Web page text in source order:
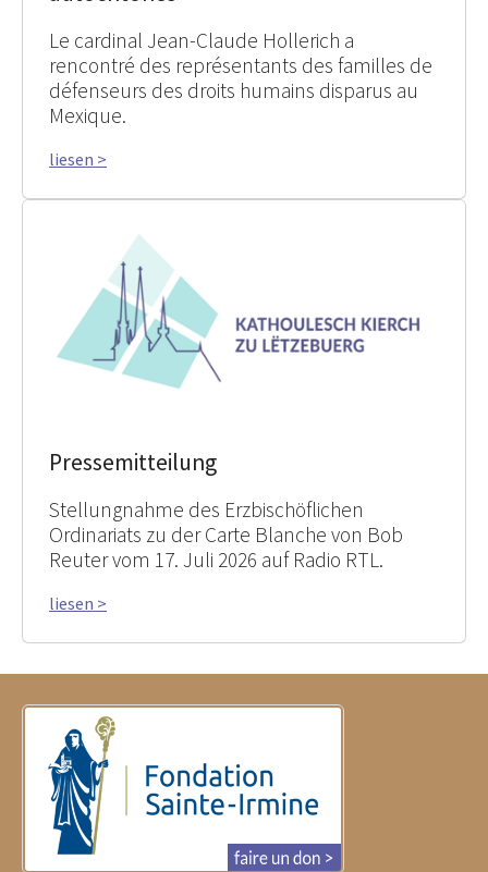
Le cardinal Jean-Claude Hollerich a
rencontré des représentants des familles de
défenseurs des droits humains disparus au
Mexique.
liesen >
Pressemitteilung
Stellungnahme des Erzbischöflichen
Ordinariats zu der Carte Blanche von Bob
Reuter vom 17. Juli 2026 auf Radio RTL.
liesen >